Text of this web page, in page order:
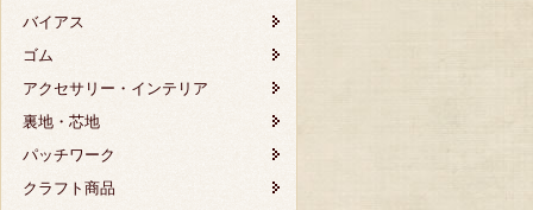
バイアス
ゴム
アクセサリー・インテリア
裏地・芯地
パッチワーク
クラフト商品